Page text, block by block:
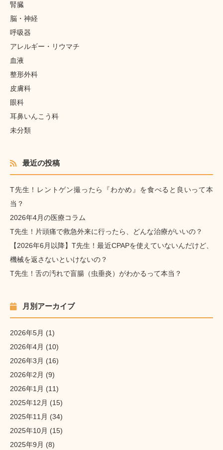
腎臓
脳・神経
呼吸器
アレルギー・リウマチ
血液
整形外科
皮膚科
眼科
耳鼻いんこう科
未分類
最近の投稿
T先生！レントゲン撮ったら『わかめ』を食べると良いって本
当？
2026年4月の医療コラム
T先生！片頭痛で救急外来に行ったら、どんな治療がいいの？
【2026年6月以降】T先生！最近CPAPを使えていないんだけど、
機械を返さないといけないの？
T先生！舌の汚れで盲腸（虫垂炎）がわかるって本当？
月別アーカイブ
2026年5月 (1)
2026年4月 (10)
2026年3月 (16)
2026年2月 (9)
2026年1月 (11)
2025年12月 (15)
2025年11月 (34)
2025年10月 (15)
2025年9月 (8)